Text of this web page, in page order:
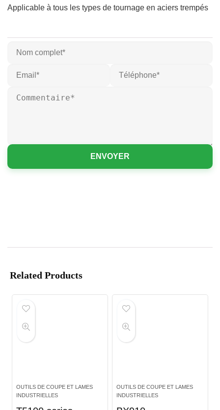
Applicable à tous les types de tournage en aciers trempés
ENVOYER
Related Products
OUTILS DE COUPE ET LAMES
INDUSTRIELLES
OUTILS DE COUPE ET LAMES
INDUSTRIELLES